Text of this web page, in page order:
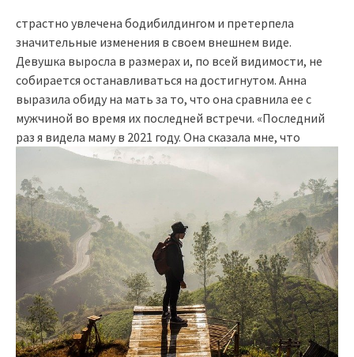
страстно увлечена бодибилдингом и претерпела
значительные изменения в своем внешнем виде.
Девушка выросла в размерах и, по всей видимости, не
собирается останавливаться на достигнутом. Анна
выразила обиду на мать за то, что она сравнила ее с
мужчиной во время их последней встречи. «Последний
раз я видела маму в 2021 году. Она сказала мне, что